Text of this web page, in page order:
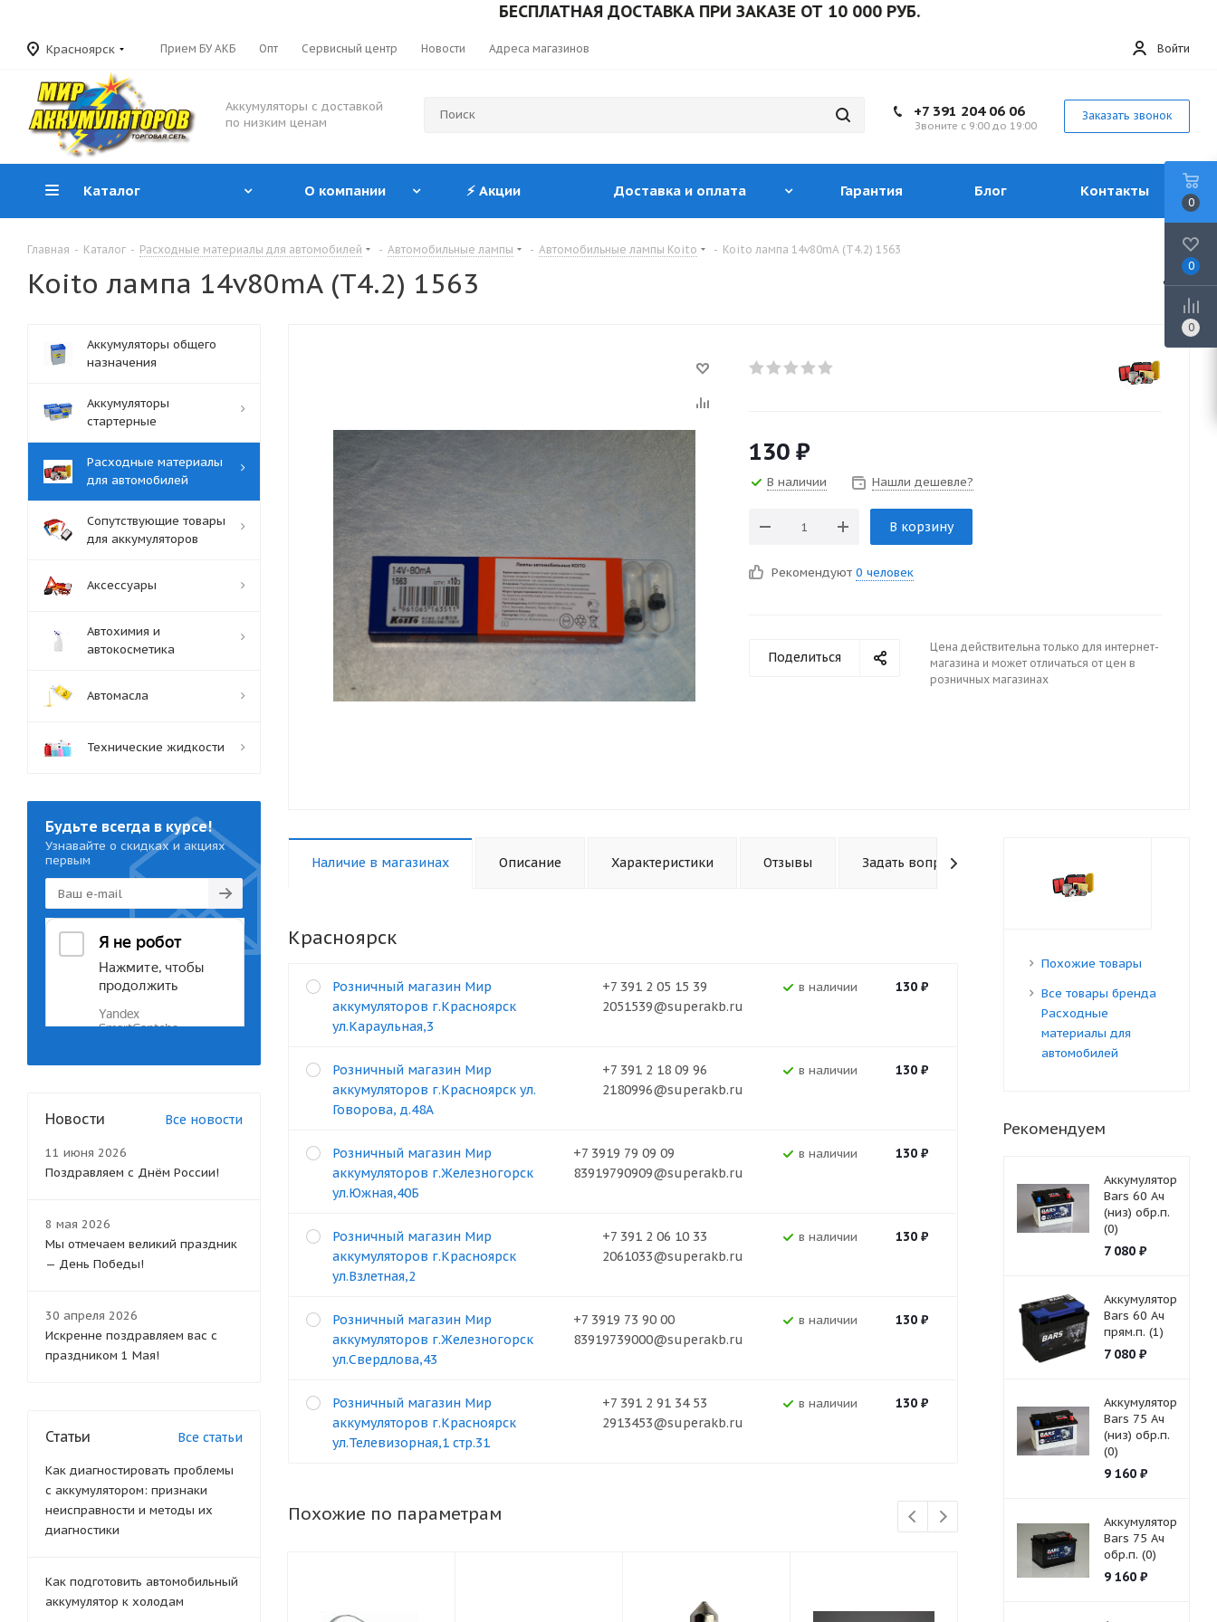
БЕСПЛАТНАЯ ДОСТАВКА ПРИ ЗАКАЗЕ ОТ 10 000 РУБ.
Красноярск Прием БУ АКБ Опт Сервисный центр Новости Адреса магазинов Войти
Аккумуляторы с доставкой
по низким ценам
+7 391 204 06 06
Звоните с 9:00 до 19:00
Заказать звонок
Каталог О компании ⚡ Акции Доставка и оплата Гарантия Блог Контакты
Главная - Каталог - Расходные материалы для автомобилей - Автомобильные лампы - Автомобильные лампы Koito - Koito лампа 14v80mA (T4.2) 1563
Koito лампа 14v80mA (T4.2) 1563
130 ₽
В наличии Нашли дешевле?
В корзину
Рекомендуют 0 человек
Поделиться
Цена действительна только для интернет-
магазина и может отличаться от цен в
розничных магазинах
Наличие в магазинах Описание Характеристики Отзывы Задать вопрос
Красноярск
+7 391 2 05 15 39
2051539@superakb.ru
В наличии 130₽
Розничный магазин Мир
аккумуляторов г.Красноярск
ул.Караульная,3
+7 391 2 18 09 96
2180996@superakb.ru
В наличии 130₽
Розничный магазин Мир
аккумуляторов г.Красноярск ул.
Говорова, д.48А
+7 3919 79 09 09
83919790909@superakb.ru
В наличии 130₽
Розничный магазин Мир
аккумуляторов г.Железногорск
ул.Южная,40Б
+7 391 2 06 10 33
2061033@superakb.ru
В наличии 130₽
Розничный магазин Мир
аккумуляторов г.Красноярск
ул.Взлетная,2
+7 3919 73 90 00
83919739000@superakb.ru
В наличии 130₽
Розничный магазин Мир
аккумуляторов г.Железногорск
ул.Свердлова,43
+7 391 2 91 34 53
2913453@superakb.ru
В наличии 130₽
Розничный магазин Мир
аккумуляторов г.Красноярск
ул.Телевизорная,1 стр.31
Похожие по параметрам
Похожие товары
Все товары бренда
Расходные
материалы для
автомобилей
Рекомендуем
Аккумулятор
Bars 60 Ач
(низ) обр.п.
(0)
7 080₽
Аккумулятор
Bars 60 Ач
прям.п. (1)
7 080₽
Аккумулятор
Bars 75 Ач
(низ) обр.п.
(0)
9 160₽
Аккумулятор
Bars 75 Ач
обр.п. (0)
9 160₽
Аккумуляторы общего
назначения
Аккумуляторы
стартерные
Расходные материалы
для автомобилей
Сопутствующие товары
для аккумуляторов
Аксессуары
Автохимия и
автокосметика
Автомасла
Технические жидкости
Будьте всегда в курсе!
Узнавайте о скидках и акциях
первым
Новости Все новости
11 июня 2026
Поздравляем с Днём России!
8 мая 2026
Мы отмечаем великий праздник
— День Победы!
30 апреля 2026
Искренне поздравляем вас с
праздником 1 Мая!
Статьи Все статьи
Как диагностировать проблемы
с аккумулятором: признаки
неисправности и методы их
диагностики
Как подготовить автомобильный
аккумулятор к холодам
0
0
0